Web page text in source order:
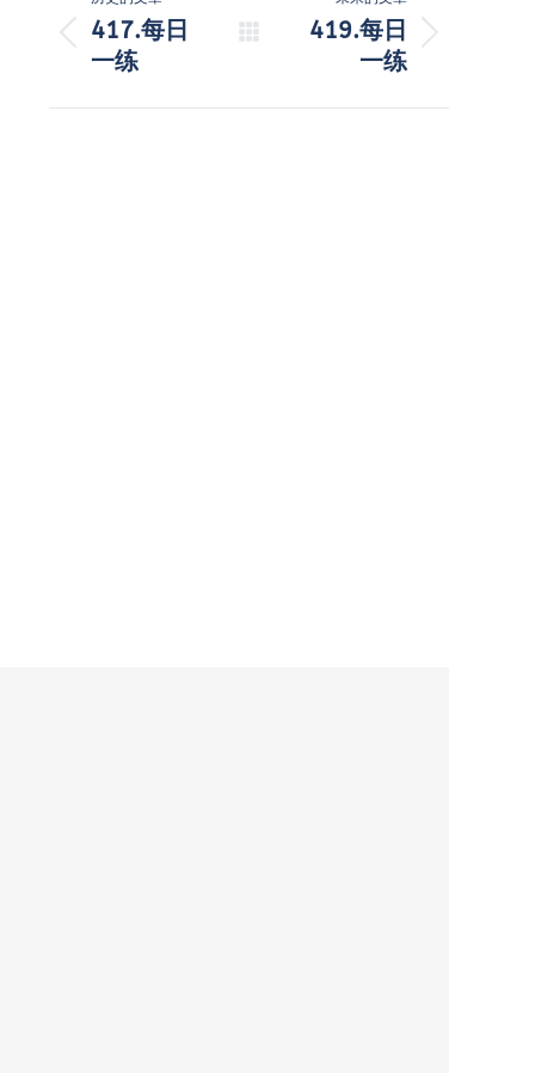
章
航
历
417.每日
一练
419.每日
一练